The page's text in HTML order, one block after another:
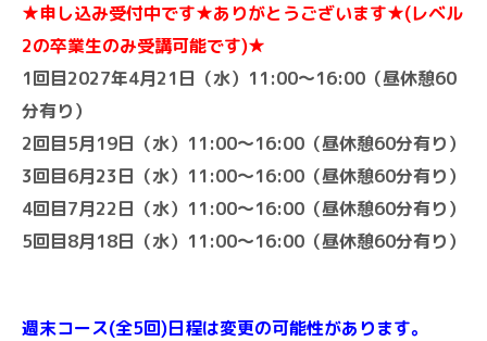
★申し込み受付中です★ありがとうございます★(レベル
2の卒業生のみ受講可能です)★
1回目2027年4月21日（水）11:00～16:00（昼休憩60
分有り）
2回目5月19日（水）11:00～16:00（昼休憩60分有り）
3回目6月23日（水）11:00～16:00（昼休憩60分有り）
4回目7月22日（水）11:00～16:00（昼休憩60分有り）
5回目8月18日（水）11:00～16:00（昼休憩60分有り）
週末コース(全5回)日程は変更の可能性があります。